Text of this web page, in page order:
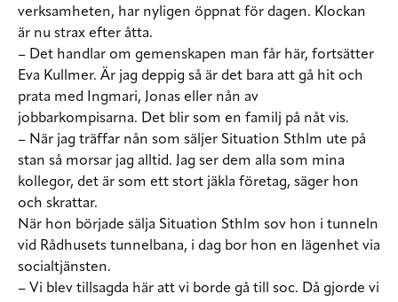
verksamheten, har nyligen öppnat för dagen. Klockan
är nu strax efter åtta.
– Det handlar om gemenskapen man får här, fortsätter
Eva Kullmer. Är jag deppig så är det bara att gå hit och
prata med Ingmari, Jonas eller nån av
jobbarkompisarna. Det blir som en familj på nåt vis.
– När jag träffar nån som säljer Situation Sthlm ute på
stan så morsar jag alltid. Jag ser dem alla som mina
kollegor, det är som ett stort jäkla företag, säger hon
och skrattar.
När hon började sälja Situation Sthlm sov hon i tunneln
vid Rådhusets tunnelbana, i dag bor hon en lägenhet via
socialtjänsten.
– Vi blev tillsagda här att vi borde gå till soc. Då gjorde vi